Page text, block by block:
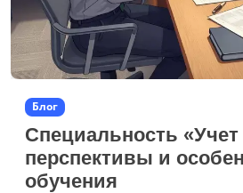
Блог
Специальность «Учет
перспективы и
обучения